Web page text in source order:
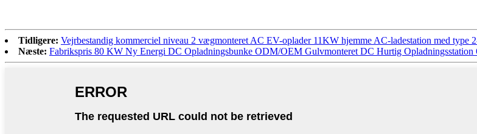
Tidligere: Vejrbestandig kommerciel niveau 2 vægmonteret AC EV-oplader 11KW hjemme AC-ladestation med type
Næste: Fabrikspris 80 KW Ny Energi DC Opladningsbunke ODM/OEM Gulvmonteret DC Hurtig